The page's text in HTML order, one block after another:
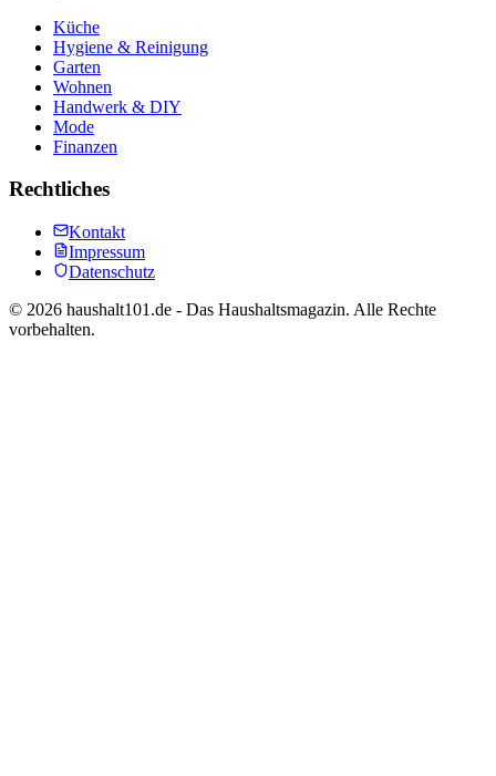
Küche
Hygiene & Reinigung
Garten
Wohnen
Handwerk & DIY
Mode
Finanzen
Rechtliches
Kontakt
Impressum
Datenschutz
© 2026 haushalt101.de - Das Haushaltsmagazin. Alle Rechte
vorbehalten.